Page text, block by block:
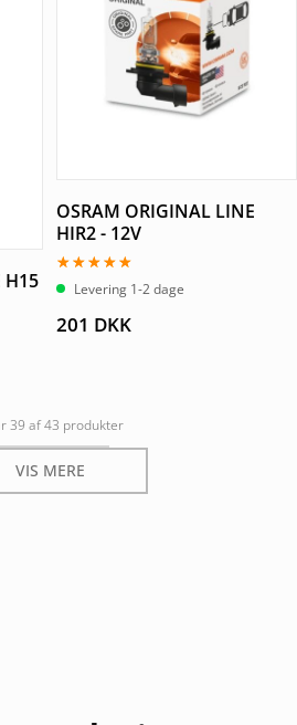
H15
OSRAM ORIGINAL LINE
HIR2 - 12V
Vurderet
5.00Levering 1-2 dage
201 DKK
39 af 43 produkter
VIS MERE